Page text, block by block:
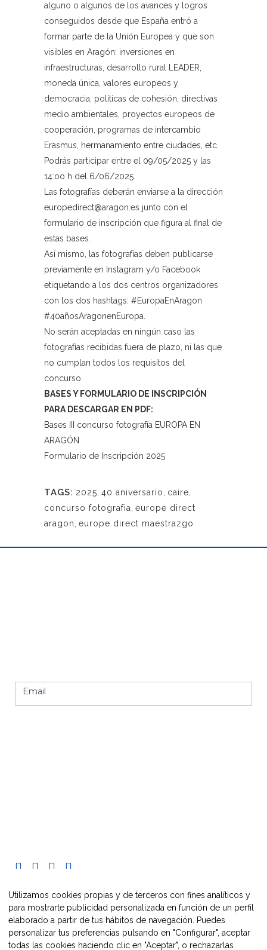
alguno o algunos de los avances y logros
conseguidos desde que España entró a
formar parte de la Unión Europea y que son
visibles en Aragón: inversiones en
infraestructuras, desarrollo rural LEADER,
moneda única, valores europeos y
democracia, políticas de cohesión, directivas
medio ambientales, proyectos europeos de
cooperación, programas de intercambio
Erasmus, hermanamiento entre ciudades, etc.
Podrás participar entre el 09/05/2025 y las
14:oo h del 6/06/2025.
Las fotografías deberán enviarse a la dirección
europedirect@aragon.es junto con el
formulario de inscripción que figura al final de
estas bases.
Así mismo, las fotografías deben publicarse
previamente en Instagram y/o Facebook
etiquetando a los dos centros organizadores
con los dos hashtags: #EuropaEnAragon
#40añosAragonenEuropa.
No serán aceptadas en ningún caso las
fotografías recibidas fuera de plazo, ni las que
no cumplan todos los requisitos del
concurso.
BASES Y FORMULARIO DE INSCRIPCIÓN
PARA DESCARGAR EN PDF:
Bases III concurso fotografía EUROPA EN
ARAGÓN
Formulario de Inscripción 2025
TAGS: 2025 40 aniversario caire
concurso fotografia europe direct
aragon europe direct maestrazgo
Email
Utilizamos cookies propias y de terceros con fines analíticos y
para mostrarte publicidad personalizada en función de un perfil
elaborado a partir de tus hábitos de navegación. Puedes
personalizar tus preferencias pulsando en "Configurar", aceptar
todas las cookies haciendo clic en "Aceptar", o rechazarlas